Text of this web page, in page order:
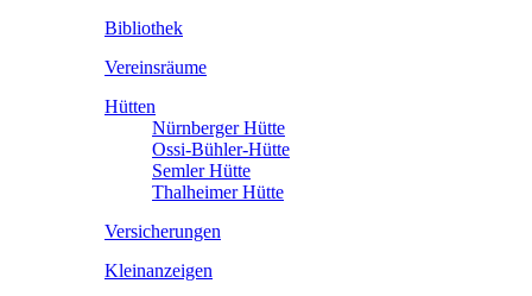
Bibliothek
Vereinsräume
Hütten
Nürnberger Hütte
Ossi-Bühler-Hütte
Semler Hütte
Thalheimer Hütte
Versicherungen
Kleinanzeigen